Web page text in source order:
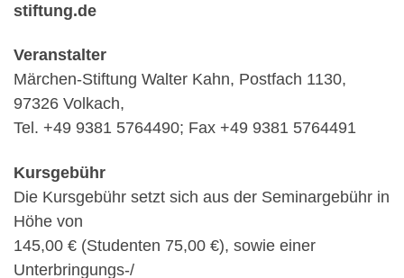
stiftung.de
Veranstalter
Märchen-Stiftung Walter Kahn, Postfach 1130,
97326 Volkach,
Tel. +49 9381 5764490; Fax +49 9381 5764491
Kursgebühr
Die Kursgebühr setzt sich aus der Seminargebühr in
Höhe von
145,00 € (Studenten 75,00 €), sowie einer
Unterbringungs-/